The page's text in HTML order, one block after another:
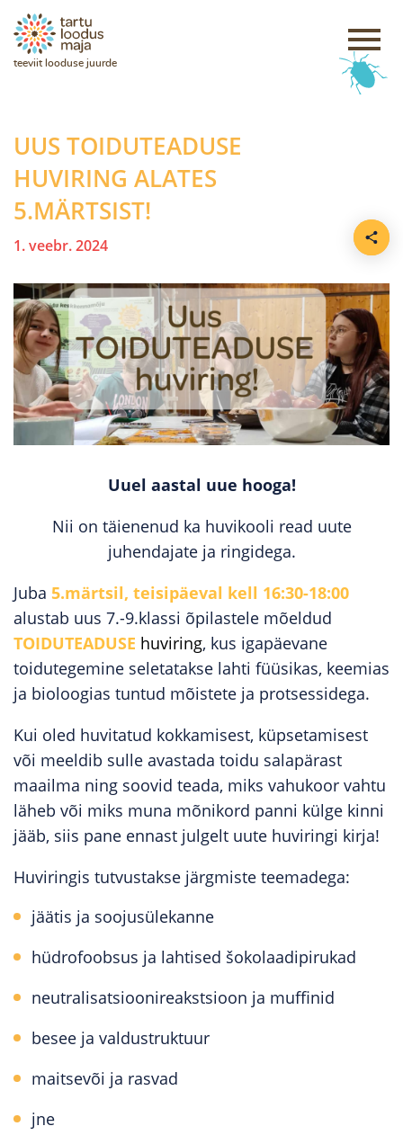
teeviit looduse juurde
UUS TOIDUTEADUSE
HUVIRING ALATES
5.MÄRTSIST!
1. veebr. 2024
Uuel aastal uue hooga!
Nii on täienenud ka huvikooli read uute
juhendajate ja ringidega.
Juba 5.märtsil, teisipäeval kell 16:30-18:00
alustab uus 7.-9.klassi õpilastele mõeldud
TOIDUTEADUSE huviring, kus igapäevane
toidutegemine seletatakse lahti füüsikas, keemias
ja bioloogias tuntud mõistete ja protsessidega.
Kui oled huvitatud kokkamisest, küpsetamisest
või meeldib sulle avastada toidu salapärast
maailma ning soovid teada, miks vahukoor vahtu
läheb või miks muna mõnikord panni külge kinni
jääb, siis pane ennast julgelt uute huviringi kirja!
Huviringis tutvustakse järgmiste teemadega:
jäätis ja soojusülekanne
hüdrofoobsus ja lahtised šokolaadipirukad
neutralisatsioonireakstsioon ja muffinid
besee ja valdustruktuur
maitsevõi ja rasvad
jne